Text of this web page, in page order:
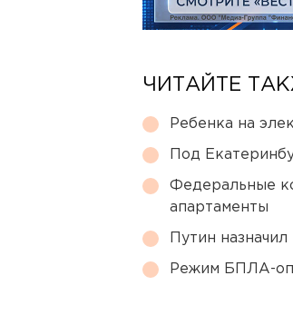
ЧИТАЙТЕ
Ребенка на
Под
Федеральные
апартаменты
Путин
Режим БПЛА-